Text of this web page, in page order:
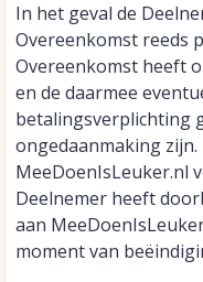
In het geval de
Overeenkomst reeds
Overeenkomst heeft
en de daarmee
betalingsverplichting
ongedaanmaking zijn.
MeeDoenIsLeuker.nl
Deelnemer heeft
aan
moment van